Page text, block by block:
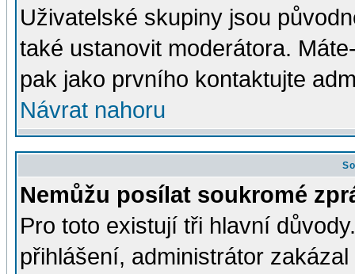
Uživatelské skupiny jsou
také ustanovit moderátora.
pak jako prvního kontaktujte
Návrat nahoru
Nemůžu posílat soukromé
Pro toto existují tři hlavní
přihlášení, administrátor